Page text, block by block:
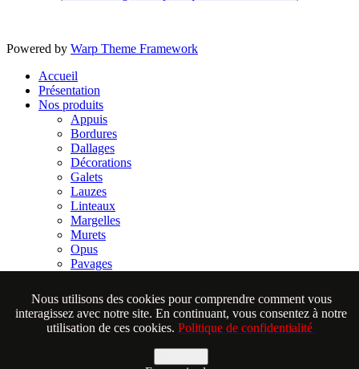
Powered by Warp Theme Framework
Accueil
Présentation
Nos produits
Appuis
Bordures
Dallages
Décorations
Galets
Lauzes
Linteaux
Margelles
Murets
Opus
Pavages
Vasques & éviers
Espace Pro.
Aide
Nous contacter
Mentions légales et politique de confidentialité
Nous utilisons des cookies pour comprendre comment vous
interagissez avec notre site. En continuant, vous consentez à notre
utilisation de ces cookies. Politique de confidentialité